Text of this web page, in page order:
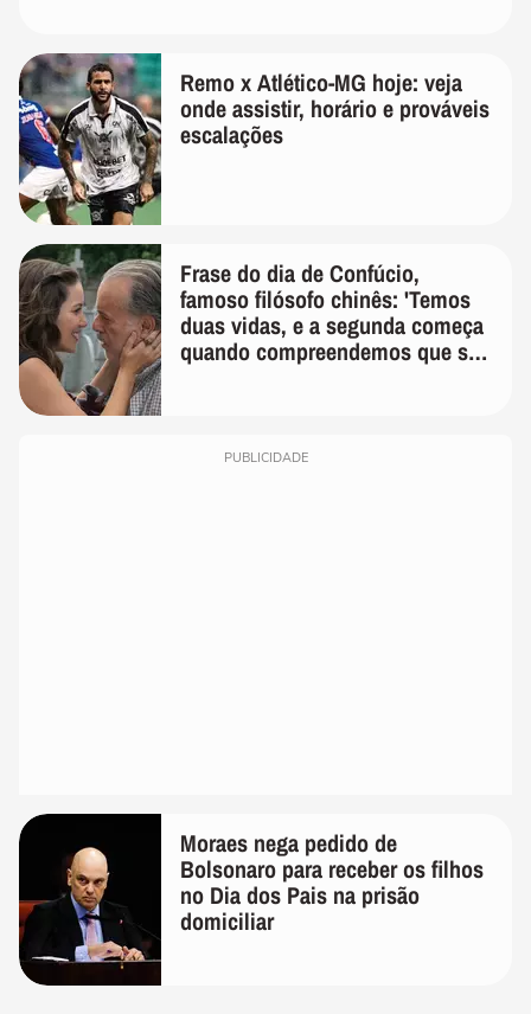
Remo x Atlético-MG hoje: veja
onde assistir, horário e prováveis
escalações
Frase do dia de Confúcio,
famoso filósofo chinês: 'Temos
duas vidas, e a segunda começa
quando compreendemos que só
PUBLICIDADE
Moraes nega pedido de
Bolsonaro para receber os filhos
no Dia dos Pais na prisão
domiciliar